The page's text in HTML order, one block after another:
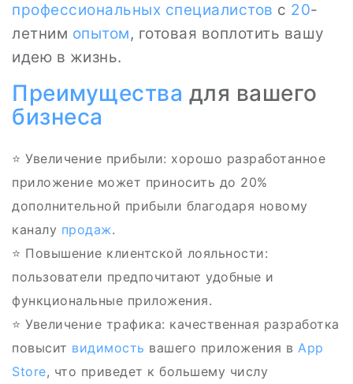
профессиональных специалистов с 20-
летним опытом, готовая воплотить вашу
идею в жизнь.
Преимущества для вашего
бизнеса
⭐ Увеличение прибыли: хорошо разработанное
приложение может приносить до 20%
дополнительной прибыли благодаря новому
каналу продаж.
⭐ Повышение клиентской лояльности:
пользователи предпочитают удобные и
функциональные приложения.
⭐ Увеличение трафика: качественная разработка
повысит видимость вашего приложения в App
Store, что приведет к большему числу